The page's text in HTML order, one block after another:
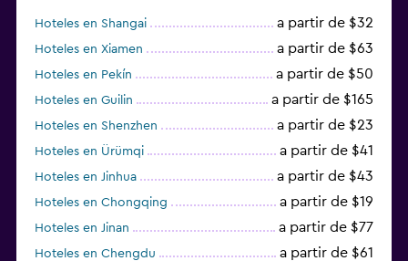
Hoteles en Shangai a partir de $32
Hoteles en Xiamen a partir de $63
Hoteles en Pekín a partir de $50
Hoteles en Guilin a partir de $165
Hoteles en Shenzhen a partir de $23
Hoteles en Ürümqi a partir de $41
Hoteles en Jinhua a partir de $43
Hoteles en Chongqing a partir de $19
Hoteles en Jinan a partir de $77
Hoteles en Chengdu a partir de $61